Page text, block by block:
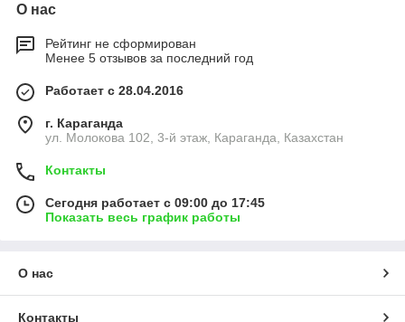
О нас
Рейтинг не сформирован
Менее 5 отзывов за последний год
Работает с 28.04.2016
г. Караганда
ул. Молокова 102, 3-й этаж, Караганда, Казахстан
Контакты
Сегодня работает с 09:00 до 17:45
Показать весь график работы
О нас
Контакты